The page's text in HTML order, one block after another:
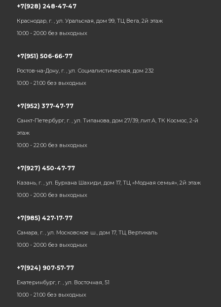
+7(928) 248-47-47
Краснодар, г. , ул. Уральская, дом 99, ТЦ Вега, 2й этаж
10:00 - 20:00 без выходных
+7(951) 506-66-77
Ростов-на-Дону, г. , ул. Социалистическая, дом 232
10:00 - 21:00 без выходных
+7(952) 377-47-77
Санкт-Петербург, г. , ул. Типанова, дом 27/39, лит.А, ТК Космос, 2-й
этаж
10:00 - 22:00 без выходных
+7(927) 450-47-77
Казань, г. , ул. Бурхана Шахиди, дом 17, ТЦ «Модная семья», 2й этаж
10:00 - 20:00 без выходных
+7(985) 427-17-77
Самара, г. , ул. Московское ш., дом 17, ТЦ Вертикаль
10:00 - 20:00 без выходных
+7(924) 907-57-77
Екатеринбург, г. , ул. Восточная, 51
10:00 - 21:00 без выходных